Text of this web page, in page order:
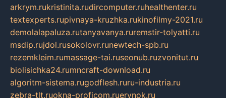
arkrym.rukristinita.rudircomputer.ruhealthenter.ru
textexperts.rupivnaya-kruzhka.rukinofilmy-2021.ru
demolalapaluza.rutanyavanya.ruremstir-tolyatti.ru
msdip.rujdol.rusokolovr.runewtech-spb.ru
rezemkleim.rumassage-tai.ruseonub.ruzvonitut.ru
biolisichka24.rumncraft-download.ru
algoritm-sistema.rugodflesh.ruru-industria.ru
zebra-tlt.ruokna-proficom.ruerynok.ru